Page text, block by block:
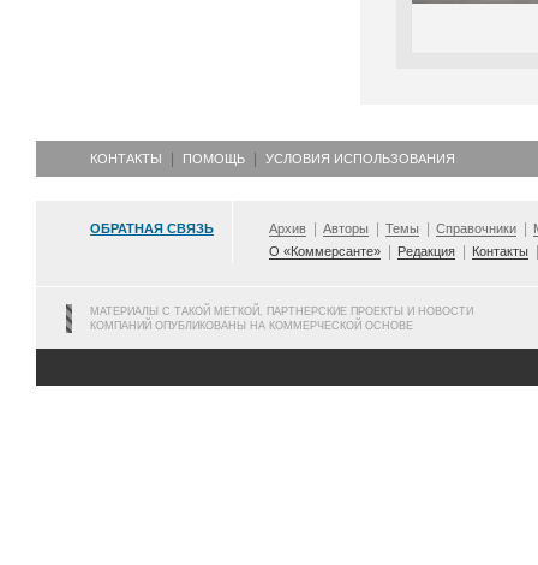
КОНТАКТЫ ПОМОЩЬ УСЛОВИЯ ИСПОЛЬЗОВАНИЯ
ОБРАТНАЯ СВЯЗЬ Архив Авторы Темы Справочники
О «Коммерсанте»
Редакция Контакты
МАТЕРИАЛЫ С ТАКОЙ МЕТКОЙ, ПАРТНЕРСКИЕ ПРОЕКТЫ И НОВОСТИ
КОМПАНИЙ ОПУБЛИКОВАНЫ НА КОММЕРЧЕСКОЙ ОСНОВЕ